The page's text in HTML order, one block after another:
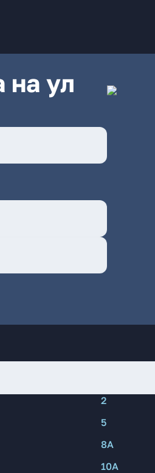
на ул
2
5
8А
10А